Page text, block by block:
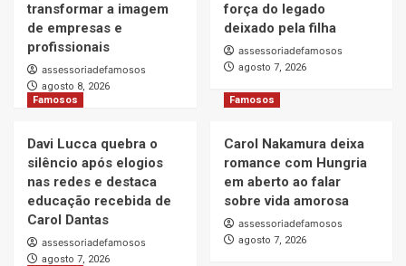
transformar a imagem
de empresas e
profissionais
assessoriadefamosos
agosto 8, 2026
força do legado
deixado pela filha
assessoriadefamosos
agosto 7, 2026
Famosos
Davi Lucca quebra o
silêncio após elogios
nas redes e destaca
educação recebida de
Carol Dantas
assessoriadefamosos
agosto 7, 2026
Famosos
Carol Nakamura deixa
romance com Hungria
em aberto ao falar
sobre vida amorosa
assessoriadefamosos
agosto 7, 2026